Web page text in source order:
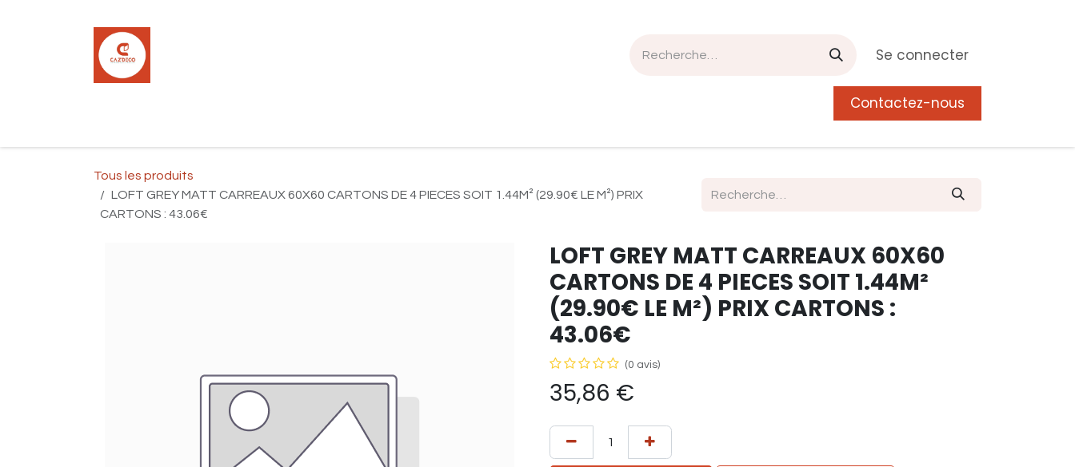
Se connecter
Postes
0
Contactez-nous
Tous les produits
LOFT GREY MATT CARREAUX 60X60 CARTONS DE 4 PIECES SOIT 1.44M² (29.90€ LE M²) PRIX
CARTONS : 43.06€
LOFT GREY MATT CARREAUX 60X60
CARTONS DE 4 PIECES SOIT 1.44M²
(29.90€ LE M²) PRIX CARTONS :
43.06€
(0 avis)
35,86 €